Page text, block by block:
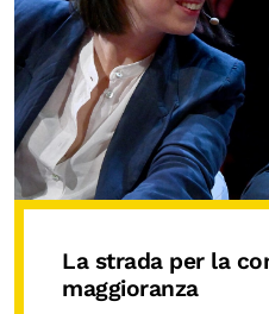
La strada per la
maggioranza